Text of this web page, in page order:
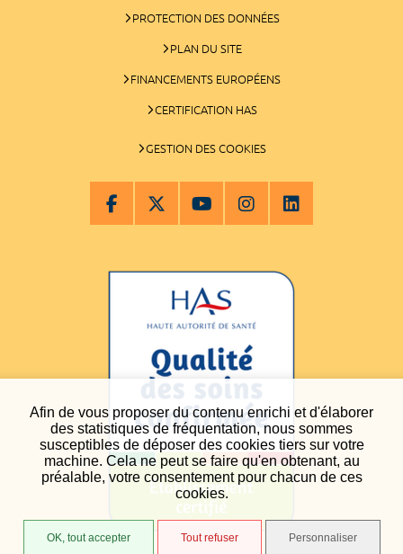
Afin de vous proposer du contenu enrichi et d'élaborer
des statistiques de fréquentation, nous sommes
susceptibles de déposer des cookies tiers sur votre
machine. Cela ne peut se faire qu'en obtenant, au
préalable, votre consentement pour chacun de ces
cookies.
OK, tout accepter Tout refuser Personnaliser
PROTECTION DES DONNÉES
PLAN DU SITE
FINANCEMENTS EUROPÉENS
CERTIFICATION HAS
GESTION DES COOKIES